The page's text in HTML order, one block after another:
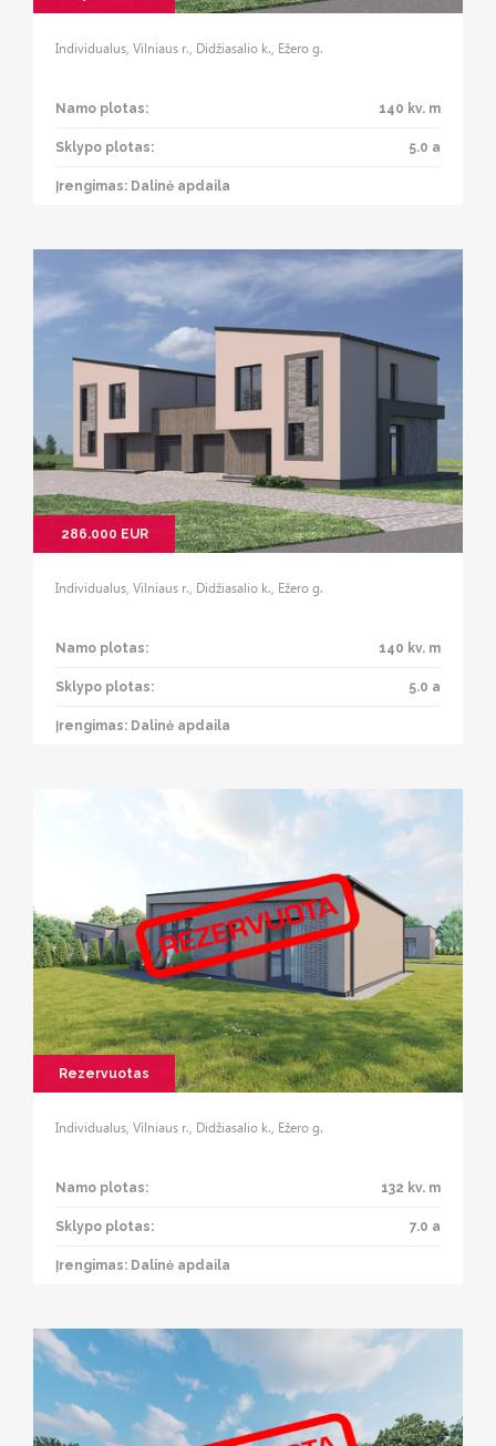
Individualus, Vilniaus r., Didžiasalio k., Ežero g.
Namo plotas: 140 kv. m
Sklypo plotas: 5.0 a
Įrengimas: Dalinė apdaila
286.000 EUR
Individualus, Vilniaus r., Didžiasalio k., Ežero g.
Namo plotas: 140 kv. m
Sklypo plotas: 5.0 a
Įrengimas: Dalinė apdaila
Rezervuotas
Individualus, Vilniaus r., Didžiasalio k., Ežero g.
Namo plotas: 132 kv. m
Sklypo plotas: 7.0 a
Įrengimas: Dalinė apdaila